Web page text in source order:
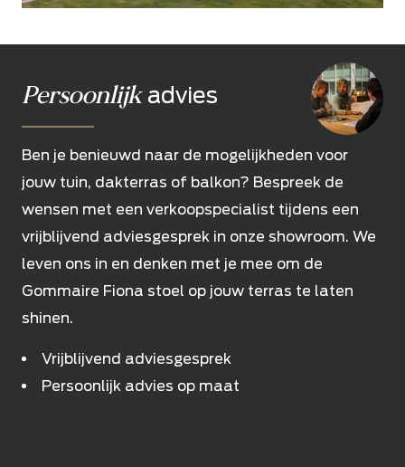
Persoonlijkadvies
Ben je benieuwd naar de mogelijkheden voor
jouw tuin, dakterras of balkon? Bespreek de
wensen met een verkoopspecialist tijdens een
vrijblijvend adviesgesprek in onze showroom. We
leven ons in en denken met je mee om de
Gommaire Fiona stoel op jouw terras te laten
shinen.
Vrijblijvend adviesgesprek
Persoonlijk advies op maat